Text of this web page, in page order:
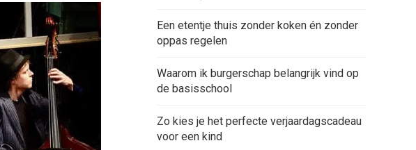
Een etentje thuis zonder koken én zonder
oppas regelen
Waarom ik burgerschap belangrijk vind op
de basisschool
Zo kies je het perfecte verjaardagscadeau
voor een kind